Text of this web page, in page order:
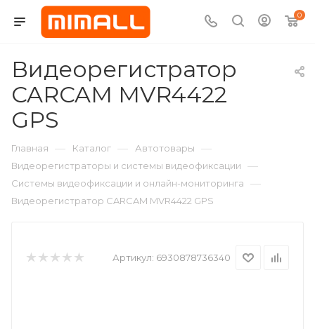
0
Видеорегистратор
CARCAM MVR4422
GPS
Главная — Каталог — Автотовары —
Видеорегистраторы и системы видеофиксации —
Системы видеофиксации и онлайн-мониторинга —
Видеорегистратор CARCAM MVR4422 GPS
Артикул: 6930878736340